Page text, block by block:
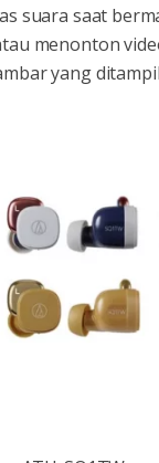
suara saat
menonton
yang